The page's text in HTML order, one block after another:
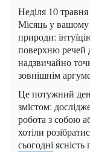
Неділя 10
Місяць у вашому
природи:
поверхню речей
надзвичайно
зовнішнім
Це потужний
змістом:
робота з собою
хотіли
сьогодні